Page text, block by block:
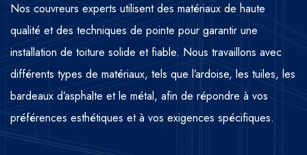
Nos couvreurs experts utilisent des matériaux de haute
qualité et des techniques de pointe pour garantir une
installation de toiture solide et fiable. Nous travaillons avec
différents types de matériaux, tels que l’ardoise, les tuiles, les
bardeaux d’asphalte et le métal, afin de répondre à vos
préférences esthétiques et à vos exigences spécifiques.